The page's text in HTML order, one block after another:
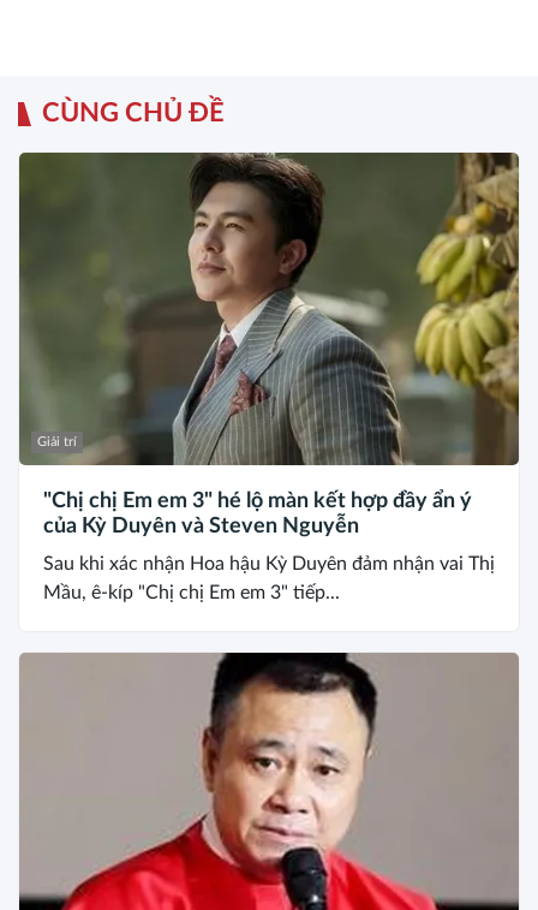
CÙNG CHỦ ĐỀ
Giải trí
"Chị chị Em em 3" hé lộ màn kết hợp đầy ẩn ý
của Kỳ Duyên và Steven Nguyễn
Sau khi xác nhận Hoa hậu Kỳ Duyên đảm nhận vai Thị
Mầu, ê-kíp "Chị chị Em em 3" tiếp...